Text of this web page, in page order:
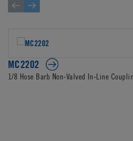
MC2202
1/8 Hose Barb Non-Valved In-Line